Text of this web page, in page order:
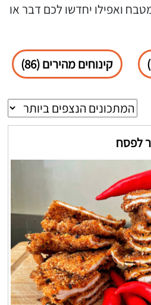
ואפילו יחדשו לכם דבר או
קינוחים מהירים (86)
לפסח